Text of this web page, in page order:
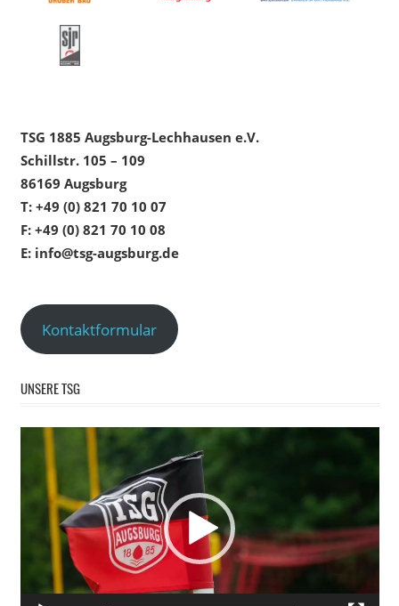
TSG 1885 Augsburg-Lechhausen e.V.
Schillstr. 105 – 109
86169 Augsburg
T: +49 (0) 821 70 10 07
F: +49 (0) 821 70 10 08
E: info@tsg-augsburg.de
Kontaktformular
UNSERE TSG
Video-
Player